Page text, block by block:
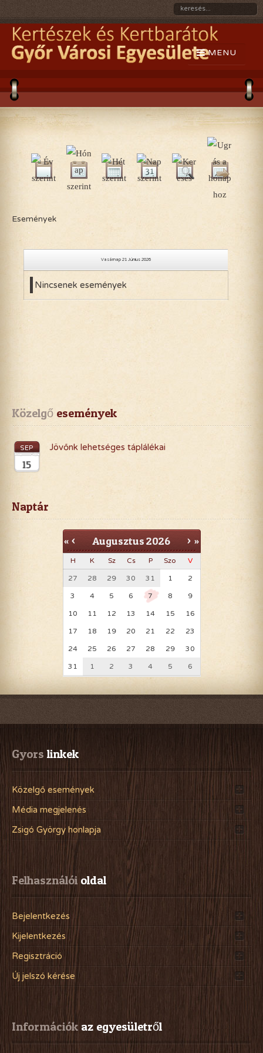
Események
Vasárnap 21 Június 2026
Nincsenek események
Közelgő események
SEP
15
Jövőnk lehetséges táplálékai
Naptár
« < Augusztus2026 > »
H K Sz Cs P Szo V
27 28 29 30 31 1 2
3 4 5 6 7 8 9
10 11 12 13 14 15 16
17 18 19 20 21 22 23
24 25 26 27 28 29 30
31 1 2 3 4 5 6
Gyors linkek
Közelgő események
Média megjelenés
Zsigó György honlapja
Felhasználói oldal
Bejelentkezés
Kijelentkezés
Regisztráció
Új jelszó kérése
Információk az egyesületről